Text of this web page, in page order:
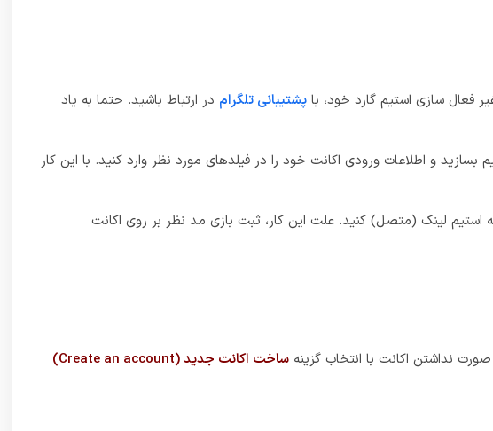
فعال سازی استیم گارد خود، با پشتیبانی تلگرام در ارتباط باشید. حتما به یاد
بسازید و اطلاعات ورودی اکانت خود را در فیلدهای مورد نظر وارد کنید. با این کار
استیم لینک (متصل) کنید. علت این کار، ثبت بازی مد نظر بر روی اکانت
نداشتن اکانت با انتخاب گزینه ساخت اکانت جدید (Create an account)